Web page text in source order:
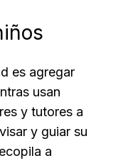
es agregar
usan
y tutores a
y guiar su
a